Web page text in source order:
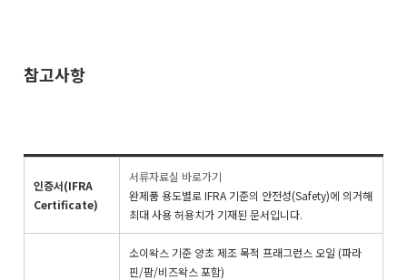
참고사항
인증서(IFRA
Certificate)
서류자료실 바로가기
완제품 용도별로 IFRA 기준의 안전성(Safety)에 의거해
최대 사용 허용치가 기재된 문서입니다.
소이왁스 기준 양초 제조 목적 프래그런스 오일 (파라
핀/팜/비즈왁스 포함)